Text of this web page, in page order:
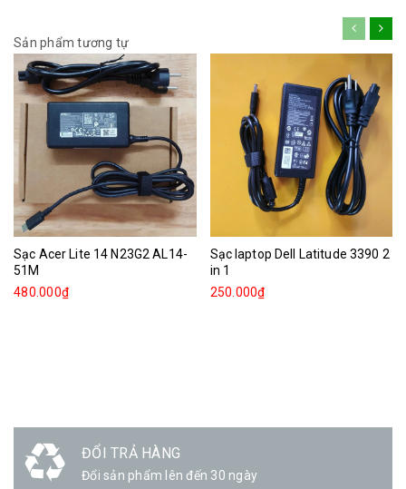
Sản phẩm tương tự
Sạc Acer Lite 14 N23G2 AL14-
51M
480.000₫
Sạc laptop Dell Latitude 3390 2
in 1
250.000₫
ĐỔI TRẢ HÀNG
Đổi sản phẩm lên đến 30 ngày